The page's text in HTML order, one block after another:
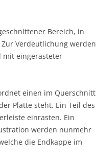
Bereich, in
Verdeutlichung werden
mit eingerasteter
einen im Querschnitt
Platte steht. Ein Teil des
einrasten. Ein
werden nunmehr
die Endkappe im